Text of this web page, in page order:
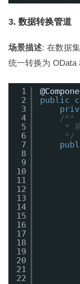
3. 数据转换管道
场景描述: 在数据
统一转换为 OData
1
2
3
4
5
6
7
8
9
10
11
12
13
14
15
16
17
18
19
20
21
22
public
/**
*
*/